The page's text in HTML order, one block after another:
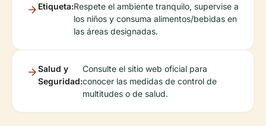
Etiqueta:Respete el ambiente tranquilo, supervise a
los niños y consuma alimentos/bebidas en
las áreas designadas.
Salud y
Seguridad:
Consulte el sitio web oficial para
conocer las medidas de control de
multitudes o de salud.